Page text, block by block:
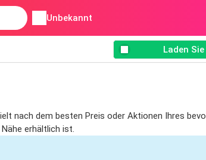
Unbekannt
Laden
nach dem besten Preis oder Aktionen Ihres
erhältlich ist.